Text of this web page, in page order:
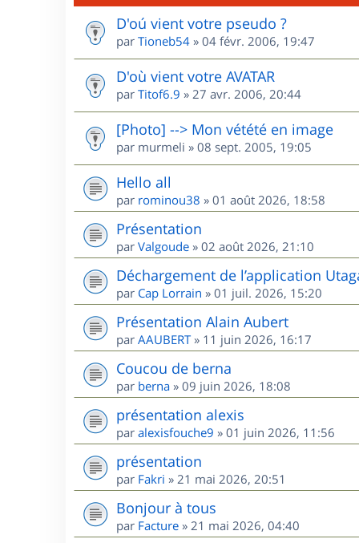
D'oú vient votre pseudo ?
par Tioneb54 » 04 févr. 2006, 19:47
D'où vient votre AVATAR
par Titof6.9 » 27 avr. 2006, 20:44
[Photo] --> Mon vétété en image
par murmeli » 08 sept. 2005, 19:05
Hello all
par rominou38 » 01 août 2026, 18:58
Présentation
par Valgoude » 02 août 2026, 21:10
Déchargement de l’application
par Cap Lorrain » 01 juil. 2026, 15:20
Présentation Alain Aubert
par AAUBERT» 11 juin 2026, 16:17
Coucou de berna
par berna » 09 juin 2026, 18:08
présentation alexis
par alexisfouche9 » 01 juin 2026, 11:56
présentation
par Fakri » 21 mai 2026, 20:51
Bonjour à tous
par Facture » 21 mai 2026, 04:40